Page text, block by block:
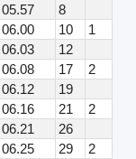
05.57
8
06.00 10
1
06.03
12
06.08 17
2
06.12
19
06.16 21
2
06.21
26
06.25 29
2